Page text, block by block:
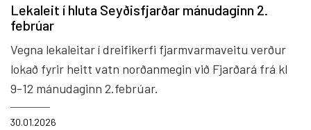
Lekaleit í hluta Seyðisfjarðar mánudaginn 2.
febrúar
30.01.2026
Vegna lekaleitar í dreifikerfi fjarmvarmaveitu verður
lokað fyrir heitt vatn norðanmegin við Fjarðará frá kl
9-12 mánudaginn 2.febrúar.